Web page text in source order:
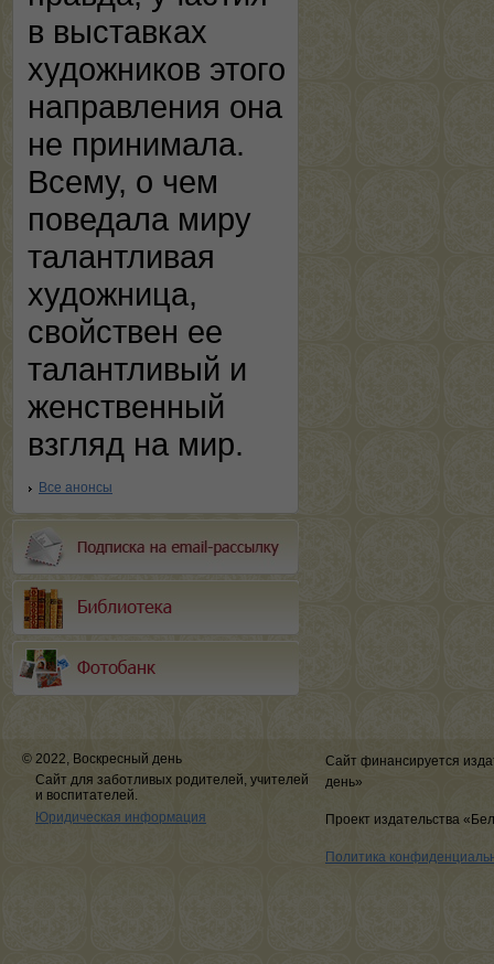
в выставках
художников этого
направления она
не принимала.
Всему, о чем
поведала миру
талантливая
художница,
свойствен ее
талантливый и
женственный
взгляд на мир.
Все анонсы
© 2022, Воскресный день
Сайт для заботливых родителей, учителей
и воспитателей.
Юридическая информация
Сайт финансируется
день»
Проект издательства
Политика